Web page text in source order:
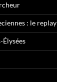
: le replay
Élysées